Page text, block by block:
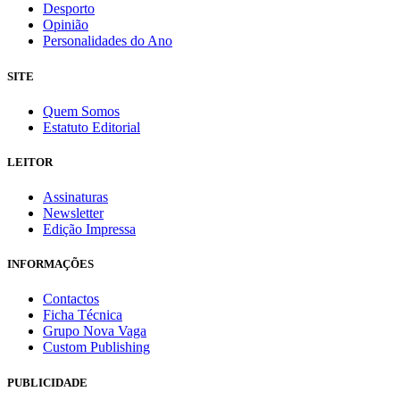
Desporto
Opinião
Personalidades do Ano
SITE
Quem Somos
Estatuto Editorial
LEITOR
Assinaturas
Newsletter
Edição Impressa
INFORMAÇÕES
Contactos
Ficha Técnica
Grupo Nova Vaga
Custom Publishing
PUBLICIDADE